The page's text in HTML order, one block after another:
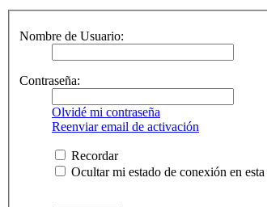
Nombre de Usuario:
Contraseña:
Olvidé mi contraseña
Reenviar email de activación
Recordar
Ocultar mi estado de conexión en esta